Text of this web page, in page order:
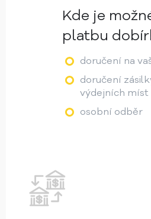
Kde je
platbu
doručení na
doručení
výdejních míst
osobní odběr